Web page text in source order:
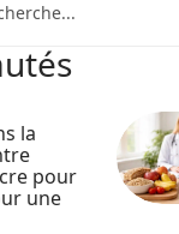
la
pour
une